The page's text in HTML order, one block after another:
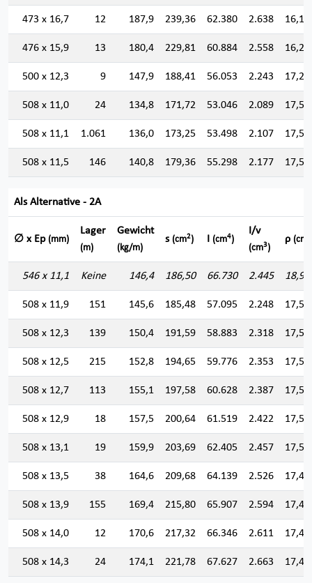
473 x 16,7 12 187,9 239,36 62.380 2.638
476 x 15,9 13 180,4 229,81 60.884 2.558
500 x 12,3 9 147,9 188,41 56.053 2.243
508 x 11,0 24 134,8 171,72 53.046 2.089
508 x 11,1 1.061 136,0 173,25 53.498 2.107
508 x 11,5 146 140,8 179,36 55.298 2.177
Als Alternative - 2A
∅ x Ep (mm)
Lager
(m)
Gewicht
(kg/m)
s (cm2) I (cm4)
I/v
(cm3)
ρ (cm)
546 x 11,1 Keine 146,4 186,50 66.730 2.445
508 x 11,9 151 145,6 185,48 57.095 2.248
508 x 12,3 139 150,4 191,59 58.883 2.318
508 x 12,5 215 152,8 194,65 59.776 2.353
508 x 12,7 113 155,1 197,58 60.628 2.387
508 x 12,9 18 157,5 200,64 61.519 2.422
508 x 13,1 19 159,9 203,69 62.405 2.457
508 x 13,5 38 164,6 209,68 64.139 2.526
508 x 13,9 155 169,4 215,80 65.907 2.594
508 x 14,0 12 170,6 217,32 66.346 2.611
508 x 14,3 24 174,1 221,78 67.627 2.663